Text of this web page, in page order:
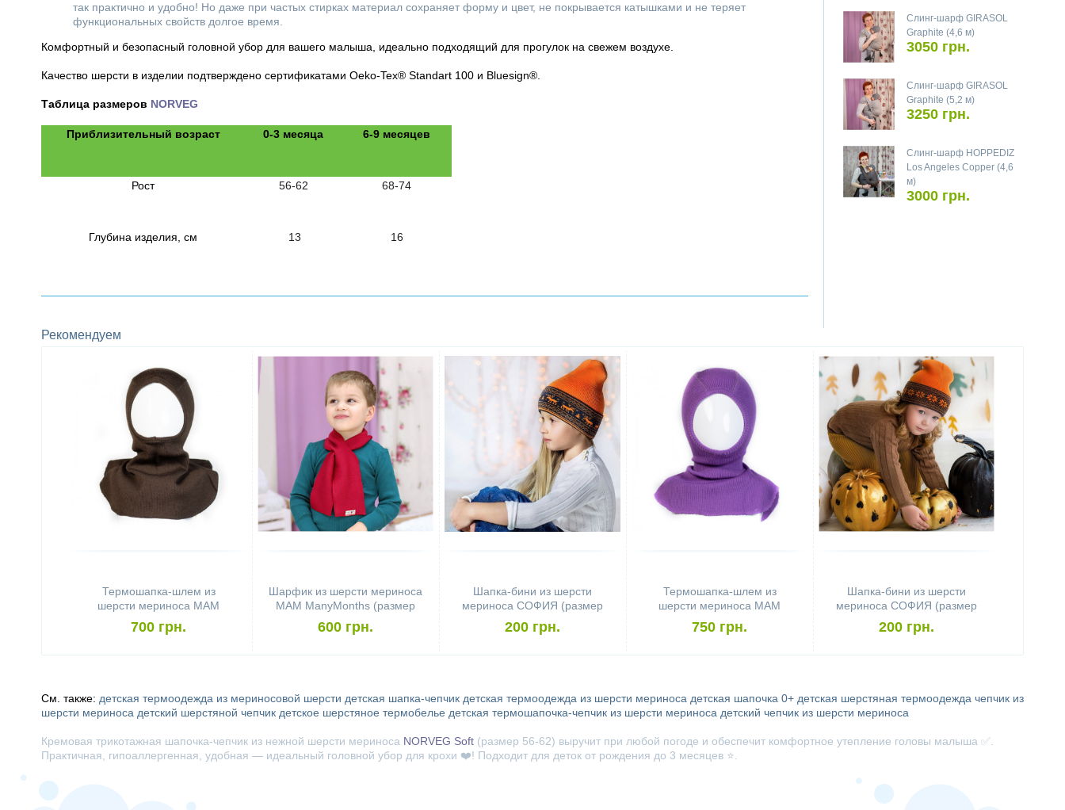
так практично и удобно! Но даже при частых стирках материал сохраняет форму и цвет, не покрывается катышками и не теряет
функциональных свойств долгое время.
Комфортный и безопасный головной убор для вашего малыша, идеально подходящий для прогулок на свежем воздухе.
Качество шерсти в изделии подтверждено сертификатами Oeko-Tex® Standart 100 и Bluesign®.
Таблица размеров NORVEG
Приблизительный возраст 0-3 месяца 6-9 месяцев
Рост 56-62 68-74
Глубина изделия, см 13 16
Слинг-шарф GIRASOL
Graphite (4,6 м)
3050 грн.
Слинг-шарф GIRASOL
Graphite (5,2 м)
3250 грн.
Слинг-шарф HOPPEDIZ
Los Angeles Copper (4,6
м)
3000 грн.
Рекомендуем
Термошапка-шлем из
шерсти мериноса MAM
ManyMonths (размер 80-
104/110, коричневый)
700 грн.
Шарфик из шерсти мериноса
MAM ManyMonths (размер
80-92/98+, бордовый)
600 грн.
Шапка-бини из шерсти
мериноса СОФИЯ (размер
48-56, оранжевый с
оленями)
200 грн.
Термошапка-шлем из
шерсти мериноса MAM
ManyMonths (размер 62-
80/86, сиреневый)
750 грн.
Шапка-бини из шерсти
мериноса СОФИЯ (размер
44-48, оранжевый со
снежинками)
200 грн.
См. также: детская термоодежда из мериносовой шерсти детская шапка-чепчик детская термоодежда из шерсти мериноса детская шапочка 0+ детская шерстяная термоодежда чепчик из
шерсти мериноса детский шерстяной чепчик детское шерстяное термобелье детская термошапочка-чепчик из шерсти мериноса детский чепчик из шерсти мериноса
Кремовая трикотажная шапочка-чепчик из нежной шерсти мериноса NORVEG Soft (размер 56-62) выручит при любой погоде и обеспечит комфортное утепление головы малыша ✅.
Практичная, гипоаллергенная, удобная — идеальный головной убор для крохи ❤️! Подходит для деток от рождения до 3 месяцев ⭐.